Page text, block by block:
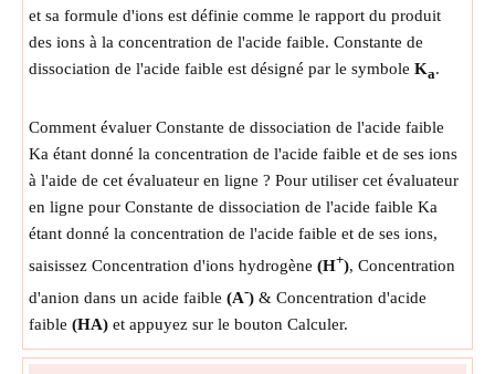
et sa formule d'ions est définie comme le rapport du produit
des ions à la concentration de l'acide faible. Constante de
dissociation de l'acide faible est désigné par le symbole Ka.
Comment évaluer Constante de dissociation de l'acide faible
Ka étant donné la concentration de l'acide faible et de ses ions
à l'aide de cet évaluateur en ligne ? Pour utiliser cet évaluateur
en ligne pour Constante de dissociation de l'acide faible Ka
étant donné la concentration de l'acide faible et de ses ions,
saisissez Concentration d'ions hydrogène (H+), Concentration
d'anion dans un acide faible (A-) & Concentration d'acide
faible (HA) et appuyez sur le bouton Calculer.